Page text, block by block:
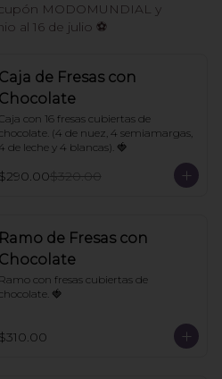
MODOMUNDIAL y
al 16 de julio ⚽
Caja de Fresas con
Chocolate
con 16 fresas cubiertas de
(4 de nuez, 4 semiamargas,
de leche y 4 blancas). 🍓
$290.00$320.00
Ramo de Fresas con
Chocolate
Ramo con fresas cubiertas de
🍓
$310.00